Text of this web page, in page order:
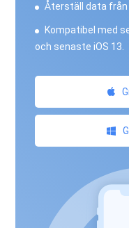
Återställ data från
Kompatibel med
och senaste iOS 13.